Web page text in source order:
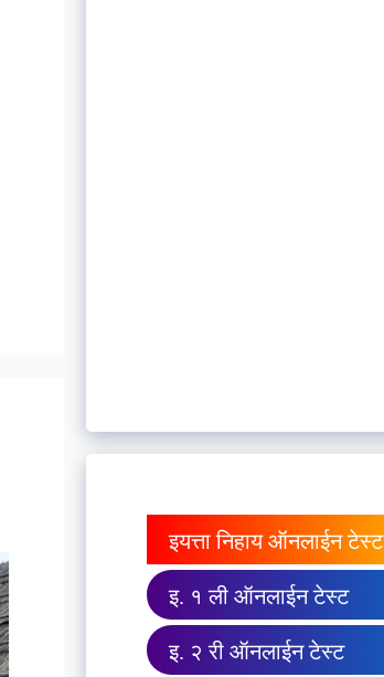
इयत्ता निहाय ऑनलाईन टेस्ट
इ. १ ली ऑनलाईन टेस्ट
इ. २ री ऑनलाईन टेस्ट